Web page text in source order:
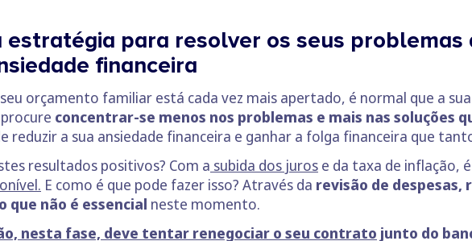
estratégia para resolver os seus problemas
financeira
orçamento familiar está cada vez mais apertado, é normal que a
concentrar-se menos nos problemas e mais nas soluções
reduzir a sua ansiedade financeira e ganhar a folga financeira que
resultados positivos? Com a subida dos juros e da taxa de inflação,
E como é que pode fazer isso? Através da revisão de despesas,
que não é essencial neste momento.
nesta fase, deve tentar renegociar o seu contrato junto do